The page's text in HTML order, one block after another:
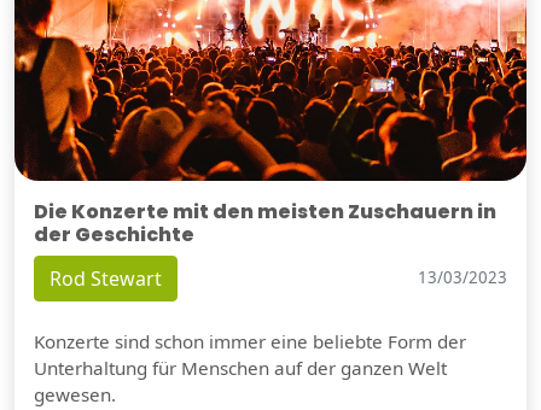
Die Konzerte mit den meisten Zuschauern in
der Geschichte
Rod Stewart 13/03/2023
Konzerte sind schon immer eine beliebte Form der
Unterhaltung für Menschen auf der ganzen Welt
gewesen.